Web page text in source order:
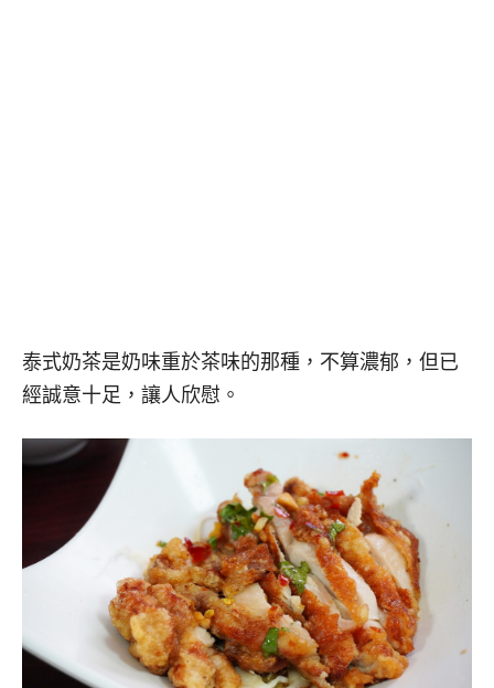
泰式奶茶是奶味重於茶味的那種，不算濃郁，但已
經誠意十足，讓人欣慰。